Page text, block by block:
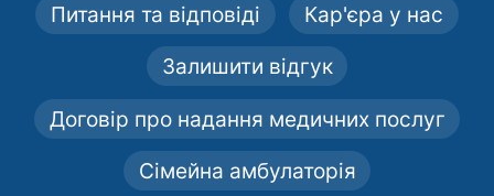
Питання та відповіді Кар'єра у нас
Залишити відгук
Договір про надання медичних послуг
Сімейна амбулаторія